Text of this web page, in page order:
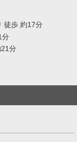
徒歩 約17分
分
分